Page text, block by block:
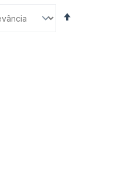
à lista de
para Comparar